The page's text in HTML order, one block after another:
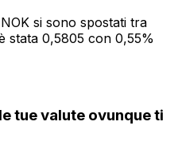
si sono spostati tra
stata 0,5805 con 0,55%
tue valute ovunque ti